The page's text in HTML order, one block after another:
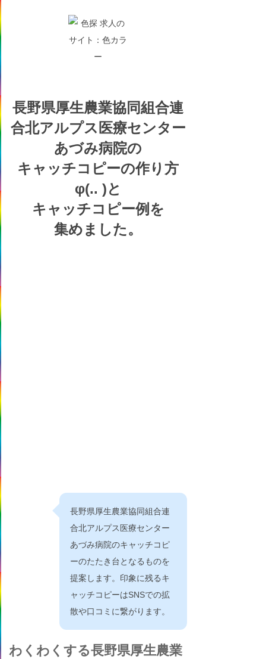
長野県厚生農業協同組合連
合北アルプス医療センター
あづみ病院の
キャッチコピーの作り方
φ(.. )と
キャッチコピー例を
集めました。
長野県厚生農業協同組合連
合北アルプス医療センター
あづみ病院のキャッチコピ
ーのたたき台となるものを
提案します。印象に残るキ
ャッチコピーはSNSでの拡
散や口コミに繋がります。
わくわくする長野県厚生農業